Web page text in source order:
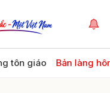
tôn giáo Bản làng